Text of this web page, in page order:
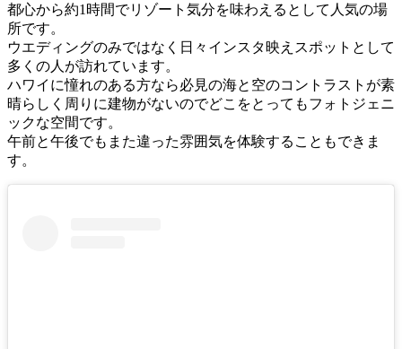
都心から約1時間でリゾート気分を味わえるとして人気の場
所です。
ウエディングのみではなく日々インスタ映えスポットとして
多くの人が訪れています。
ハワイに憧れのある方なら必見の海と空のコントラストが素
晴らしく周りに建物がないのでどこをとってもフォトジェニ
ックな空間です。
午前と午後でもまた違った雰囲気を体験することもできま
す。